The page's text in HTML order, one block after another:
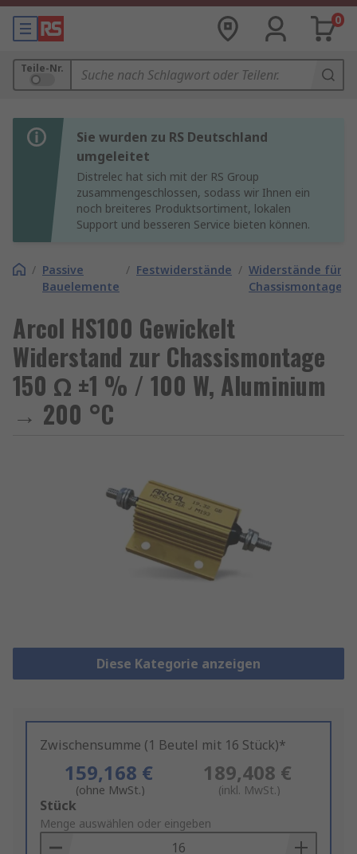
0
Teile-Nr.
Sie wurden zu RS Deutschland
umgeleitet
Distrelec hat sich mit der RS Group
zusammengeschlossen, sodass wir Ihnen ein
noch breiteres Produktsortiment, lokalen
Support und besseren Service bieten können.
/ Passive
Bauelemente
/ Festwiderstände / Widerstände für
Chassismontage
Arcol HS100 Gewickelt
Widerstand zur Chassismontage
150 Ω ±1 % / 100 W, Aluminium
→ 200 °C
Diese Kategorie anzeigen
Zwischensumme (1 Beutel mit 16 Stück)*
159,168 €
(ohne MwSt.)
189,408 €
(inkl. MwSt.)
Add
to
Basket
Stück
Menge auswählen oder eingeben